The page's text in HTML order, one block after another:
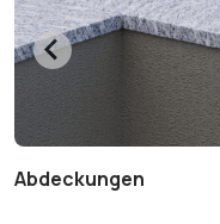
Abdeckungen